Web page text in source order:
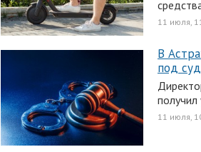
11 июля,
В
под суд
получил
11 июля,